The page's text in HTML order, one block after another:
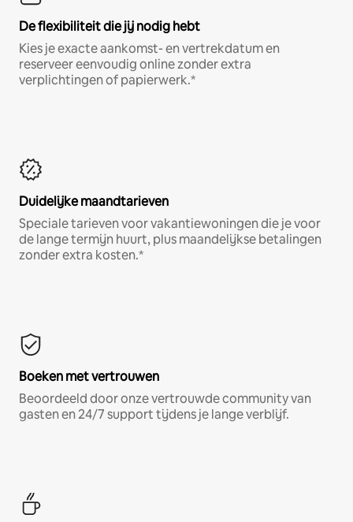
De flexibiliteit die jij nodig hebt
Kies je exacte aankomst- en vertrekdatum en
reserveer eenvoudig online zonder extra
verplichtingen of papierwerk.*
Duidelijke maandtarieven
Speciale tarieven voor vakantiewoningen die je voor
de lange termijn huurt, plus maandelijkse betalingen
zonder extra kosten.*
Boeken met vertrouwen
Beoordeeld door onze vertrouwde community van
gasten en 24/7 support tijdens je lange verblijf.